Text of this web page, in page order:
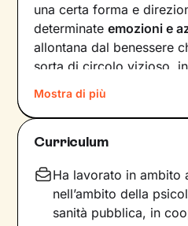
una certa forma e
determinateemozioni e
allontana dal benessere
sorta di circolo vizioso,
Si può interrompere
innescando un
maggiore serenità
comportamenti che lo
Il mio compito sarà
Mostra di più
Curriculum
Ha lavorato in ambito
nell’ambito della
sanità pubblica, in